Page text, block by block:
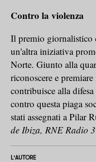
Contro la violenza
Il premio giornalistico
un'altra iniziativa
Norte. Giunto alla
riconoscere e
contribuisce alla
contro questa piaga
stati assegnati a Pilar
de Ibiza, RNE Radio 3
L'AUTORE